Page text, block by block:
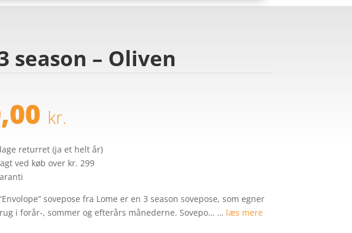
season – Oliven
kr.
returret (ja et helt år)
ved køb over kr. 299
sovepose fra Lome er en 3 season sovepose, som egner
i forår-, sommer og efterårs månederne. Sovepo… … læs mere